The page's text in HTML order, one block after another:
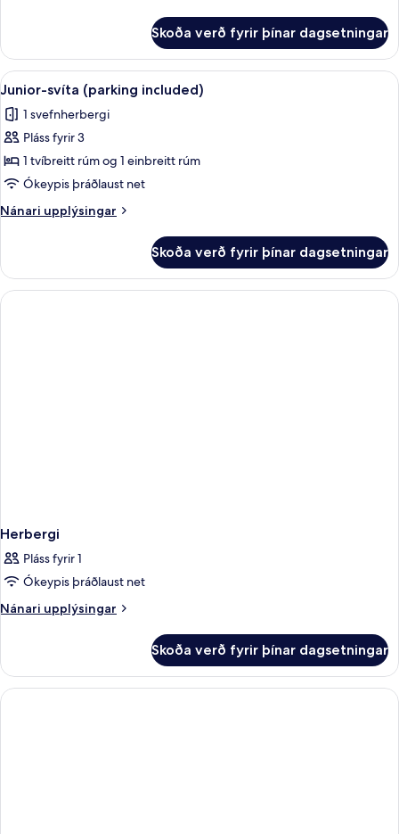
herbergi
(parking
included)
Skoða verð fyrir þínar dagsetningar
Skoða
allar
myndir
fyrir
Junior-
svíta
(parking
included)
Rúmföt af bestu gerð, míníbar,
3
Junior-svíta (parking included)
1 svefnherbergi
Pláss fyrir 3
1 tvíbreitt rúm og 1 einbreitt rúm
Ókeypis þráðlaust net
Nánari upplýsingar
Nánari
svíta
(parking
included)
Skoða verð fyrir þínar dagsetningar
Herbergi
Pláss fyrir 1
Ókeypis þráðlaust net
Nánari upplýsingar
Nánari
Skoða verð fyrir þínar dagsetningar